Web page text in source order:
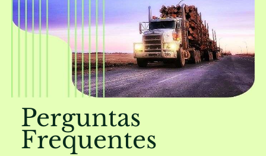
Perguntas
Frequentes